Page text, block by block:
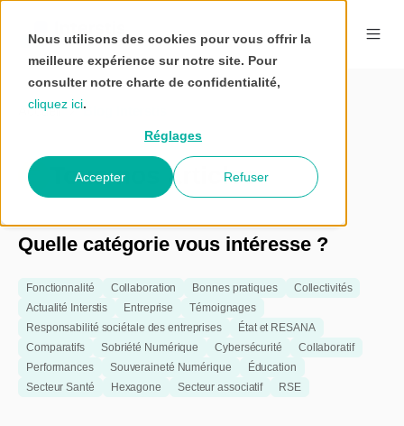
Nous utilisons des cookies pour vous offrir la
meilleure expérience sur notre site. Pour
consulter notre charte de confidentialité,
cliquez ici.
Réglages
Accepter Refuser
Accueil Blog Interstis
Tous nos articles
Quelle catégorie vous intéresse ?
Fonctionnalité Collaboration Bonnes pratiques
Collectivités
Actualité Interstis
Entreprise
Témoignages
Responsabilité sociétale des entreprises
État et RESANA
Comparatifs
Sobriété Numérique Cybersécurité
Collaboratif
Performances
Souveraineté Numérique
Éducation
Secteur Santé
Hexagone Secteur associatif RSE